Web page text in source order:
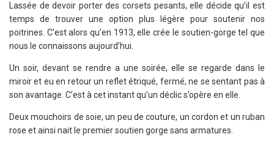
Lassée de devoir porter des corsets pesants, elle décide qu’il est
temps de trouver une option plus légère pour soutenir nos
poitrines. C’est alors qu’en 1913, elle crée le soutien-gorge tel que
nous le connaissons aujourd’hui.
Un soir, devant se rendre a une soirée, elle se regarde dans le
miroir et eu en retour un reflet étriqué, fermé, ne se sentant pas à
son avantage. C’est à cet instant qu’un déclic s’opère en elle.
Deux mouchoirs de soie, un peu de couture, un cordon et un ruban
rose et ainsi nait le premier soutien gorge sans armatures.